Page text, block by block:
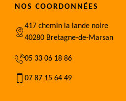
NOS COORDONNÉES
417 chemin la lande noire
40280 Bretagne-de-Marsan
05 33 06 18 86
07 87 15 64 49